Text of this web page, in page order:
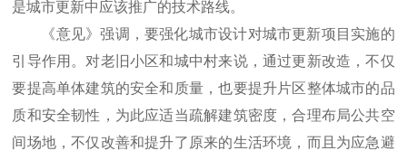
是城市更新中应该推广的技术路线。
《意见》强调，要强化城市设计对城市更新项目实施的
引导作用。对老旧小区和城中村来说，通过更新改造，不仅
要提高单体建筑的安全和质量，也要提升片区整体城市的品
质和安全韧性，为此应适当疏解建筑密度，合理布局公共空
间场地，不仅改善和提升了原来的生活环境，而且为应急避